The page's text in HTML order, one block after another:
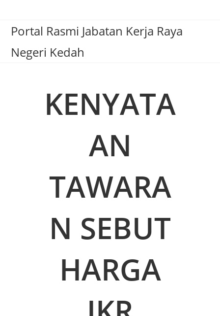
Portal Rasmi Jabatan Kerja Raya
Negeri Kedah
KENYATA
AN
TAWARA
N SEBUT
HARGA